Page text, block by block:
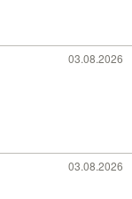
03.08.2026
03.08.2026